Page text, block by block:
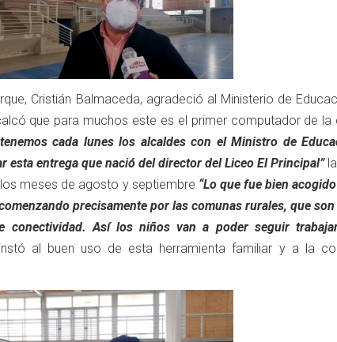
Cristián Balmaceda, agradeció al Ministerio de
que para muchos este es el primer computador de la
cada lunes los alcaldes con el Ministro de
esta entrega que nació del director del Liceo El Principal”la
meses de agosto y septiembre “Lo que fue bien
precisamente por las comunas rurales, que
conectividad. Así los niños van a poder seguir
instó al buen uso de esta herramienta familiar y a la